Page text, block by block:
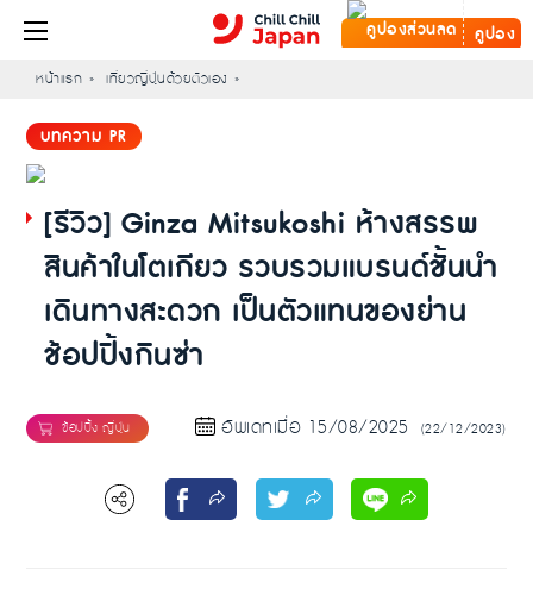
คูปอง
หน้าแรก เที่ยวญี่ปุ่นด้วยตัวเอง
บทความ PR
[รีวิว] ​Ginza Mitsukoshi ห้างสรรพ
สินค้าในโตเกียว รวบรวมแบรนด์ชั้นนำ
เดินทางสะดวก เป็นตัวแทนของย่าน
ช้อปปิ้งกินซ่า
อัพเดทเมื่อ 15/08/2025 (22/12/2023)